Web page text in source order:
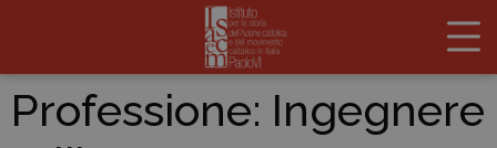
Professione: Ingegnere